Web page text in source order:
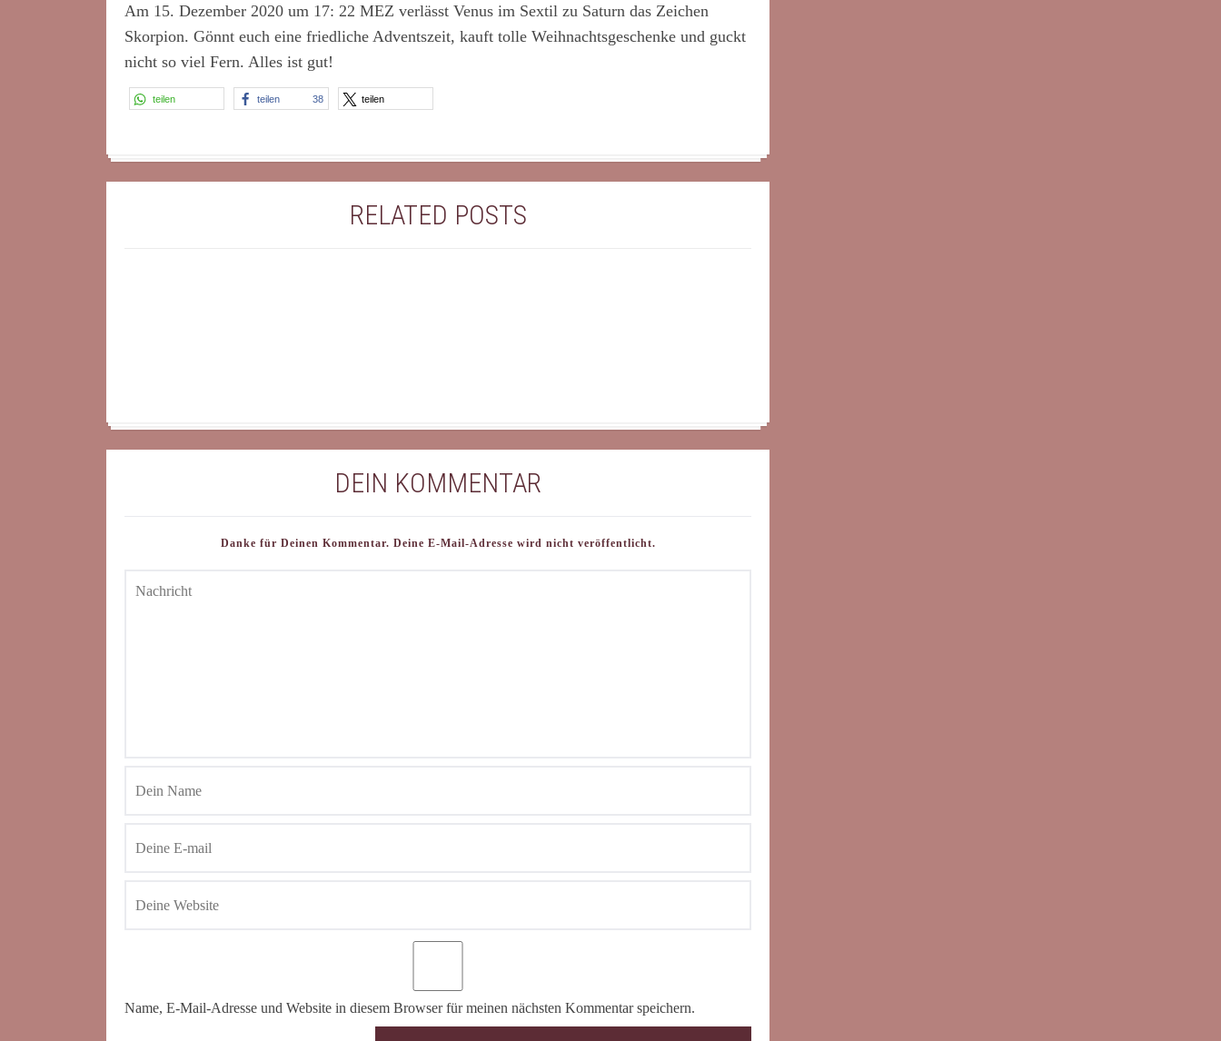
Am 15. Dezember 2020 um 17: 22 MEZ verlässt Venus im Sextil zu Saturn das Zeichen
Skorpion. Gönnt euch eine friedliche Adventszeit, kauft tolle Weihnachtsgeschenke und guckt
nicht so viel Fern. Alles ist gut!
teilen teilen 38 teilen
RELATED POSTS
DEIN KOMMENTAR
Danke für Deinen Kommentar. Deine E-Mail-Adresse wird nicht veröffentlicht.
Name, E-Mail-Adresse und Website in diesem Browser für meinen nächsten Kommentar speichern.